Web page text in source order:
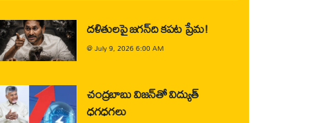
దళితులపై జగన్‌ది కపట ప్రేమ!
@July 9, 2026 6:00 AM
చంద్రబాబు విజన్‌తో విద్యుత్
ధగధగలు